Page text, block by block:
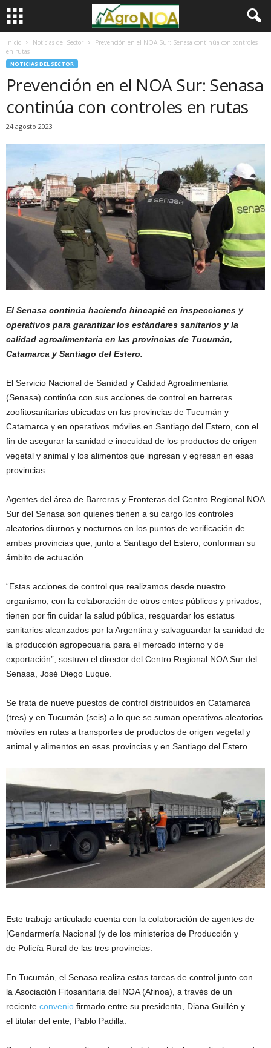
Inicio Noticias del Sector
Prevención en el NOA Sur: Senasa continúa con controles
en rutas
NOTICIAS DEL SECTOR
Prevención en el NOA Sur: Senasa
continúa con controles en rutas
24 agosto 2023
El Senasa continúa haciendo hincapié en inspecciones y
operativos para garantizar los estándares sanitarios y la
calidad agroalimentaria en las provincias de Tucumán,
Catamarca y Santiago del Estero.
El Servicio Nacional de Sanidad y Calidad Agroalimentaria
(Senasa) continúa con sus acciones de control en barreras
zoofitosanitarias ubicadas en las provincias de Tucumán y
Catamarca y en operativos móviles en Santiago del Estero, con el
fin de asegurar la sanidad e inocuidad de los productos de origen
vegetal y animal y los alimentos que ingresan y egresan en esas
provincias
Agentes del área de Barreras y Fronteras del Centro Regional NOA
Sur del Senasa son quienes tienen a su cargo los controles
aleatorios diurnos y nocturnos en los puntos de verificación de
ambas provincias que, junto a Santiago del Estero, conforman su
ámbito de actuación.
“Estas acciones de control que realizamos desde nuestro
organismo, con la colaboración de otros entes públicos y privados,
tienen por fin cuidar la salud pública, resguardar los estatus
sanitarios alcanzados por la Argentina y salvaguardar la sanidad de
la producción agropecuaria para el mercado interno y de
exportación”, sostuvo el director del Centro Regional NOA Sur del
Senasa, José Diego Luque.
Se trata de nueve puestos de control distribuidos en Catamarca
(tres) y en Tucumán (seis) a lo que se suman operativos aleatorios
móviles en rutas a transportes de productos de origen vegetal y
animal y alimentos en esas provincias y en Santiago del Estero.
Este trabajo articulado cuenta con la colaboración de agentes de
[Gendarmería Nacional (y de los ministerios de Producción y
de Policía Rural de las tres provincias.
En Tucumán, el Senasa realiza estas tareas de control junto con
la Asociación Fitosanitaria del NOA (Afinoa), a través de un
reciente convenio firmado entre su presidenta, Diana Guillén y
el titular del ente, Pablo Padilla.